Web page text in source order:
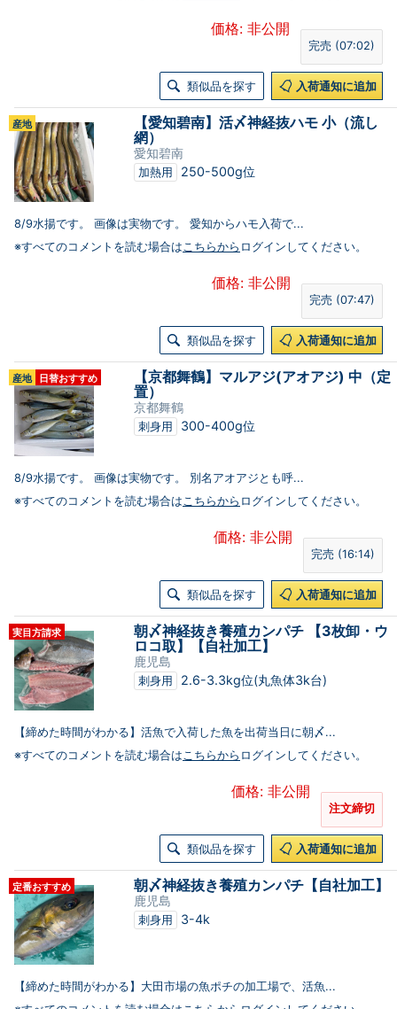
価格: 非公開
完売 (07:02)
類似品を探す 入荷通知に追加
産地
【愛知碧南】活〆神経抜ハモ 小（流し
網）
愛知碧南
加熱用 250-500g位
8/9水揚です。 画像は実物です。 愛知からハモ入荷で...
※すべてのコメントを読む場合はこちらから ログインしてください。
価格: 非公開
完売 (07:47)
類似品を探す 入荷通知に追加
産地 日替おすすめ
【京都舞鶴】マルアジ(アオアジ) 中（定
置）
京都舞鶴
刺身用 300-400g位
8/9水揚です。 画像は実物です。 別名アオアジとも呼...
※すべてのコメントを読む場合はこちらから ログインしてください。
価格: 非公開
完売 (16:14)
類似品を探す 入荷通知に追加
実目方請求
朝〆神経抜き養殖カンパチ 【3枚卸・ウ
ロコ取】【自社加工】
鹿児島
刺身用 2.6-3.3kg位(丸魚体3k台)
【締めた時間がわかる】活魚で入荷した魚を出荷当日に朝〆...
※すべてのコメントを読む場合はこちらから ログインしてください。
価格: 非公開
注文締切
類似品を探す 入荷通知に追加
定番おすすめ 朝〆神経抜き養殖カンパチ【自社加工】
鹿児島
刺身用 3-4k
【締めた時間がわかる】大田市場の魚ポチの加工場で、活魚...